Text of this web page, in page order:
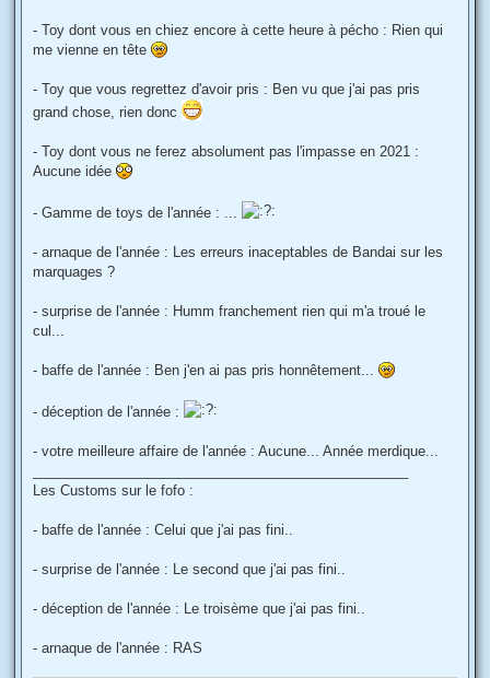
- Toy dont vous en chiez encore à cette heure à pécho : Rien qui
me vienne en tête
- Toy que vous regrettez d'avoir pris : Ben vu que j'ai pas pris
grand chose, rien donc
- Toy dont vous ne ferez absolument pas l'impasse en 2021 :
Aucune idée
- Gamme de toys de l'année : ...
- arnaque de l'année : Les erreurs inaceptables de Bandai sur les
marquages ?
- surprise de l'année : Humm franchement rien qui m'a troué le
cul...
- baffe de l'année : Ben j'en ai pas pris honnêtement...
- déception de l'année :
- votre meilleure affaire de l'année : Aucune... Année merdique...
Les Customs sur le fofo :
- baffe de l'année : Celui que j'ai pas fini..
- surprise de l'année : Le second que j'ai pas fini..
- déception de l'année : Le troisème que j'ai pas fini..
- arnaque de l'année : RAS